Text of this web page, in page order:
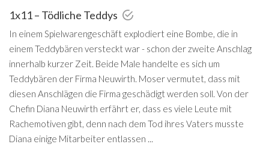
1x11 – Tödliche Teddys
In einem Spielwarengeschäft explodiert eine Bombe, die in
einem Teddybären versteckt war - schon der zweite Anschlag
innerhalb kurzer Zeit. Beide Male handelte es sich um
Teddybären der Firma Neuwirth. Moser vermutet, dass mit
diesen Anschlägen die Firma geschädigt werden soll. Von der
Chefin Diana Neuwirth erfährt er, dass es viele Leute mit
Rachemotiven gibt, denn nach dem Tod ihres Vaters musste
Diana einige Mitarbeiter entlassen ...